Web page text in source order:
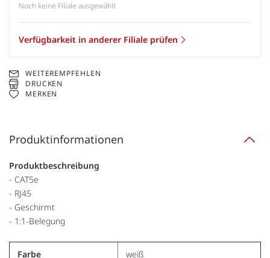
Noch keine Filiale ausgewählt
Verfügbarkeit in anderer Filiale prüfen
WEITEREMPFEHLEN
DRUCKEN
MERKEN
Produktinformationen
Produktbeschreibung
- CAT5e
- RJ45
- Geschirmt
- 1:1-Belegung
Farbe weiß